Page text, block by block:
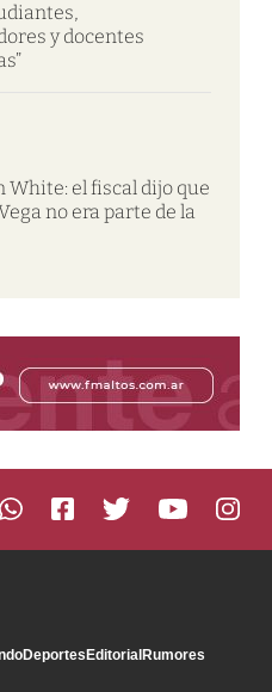
y docentes
White: el fiscal dijo que
no era parte de la
DeportesEditorialRumores